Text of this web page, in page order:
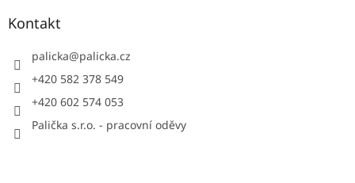
Kontakt
palicka@palicka.cz
+420 582 378 549
+420 602 574 053
Palička s.r.o. - pracovní oděvy